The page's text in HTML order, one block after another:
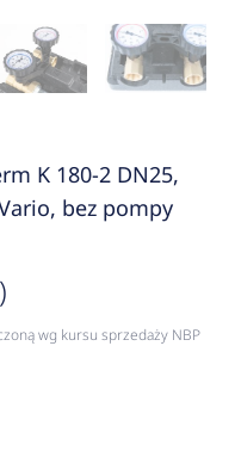
K 180-2 DN25,
bez pompy
wg kursu sprzedaży NBP